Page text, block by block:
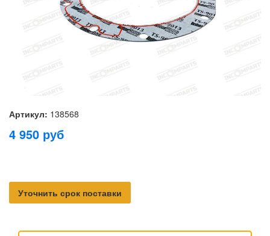
Артикул: 138568
4 950 руб
Уточнить срок поставки